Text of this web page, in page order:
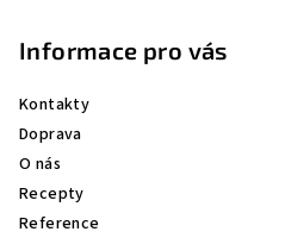
Informace pro vás
Kontakty
Doprava
O nás
Recepty
Reference